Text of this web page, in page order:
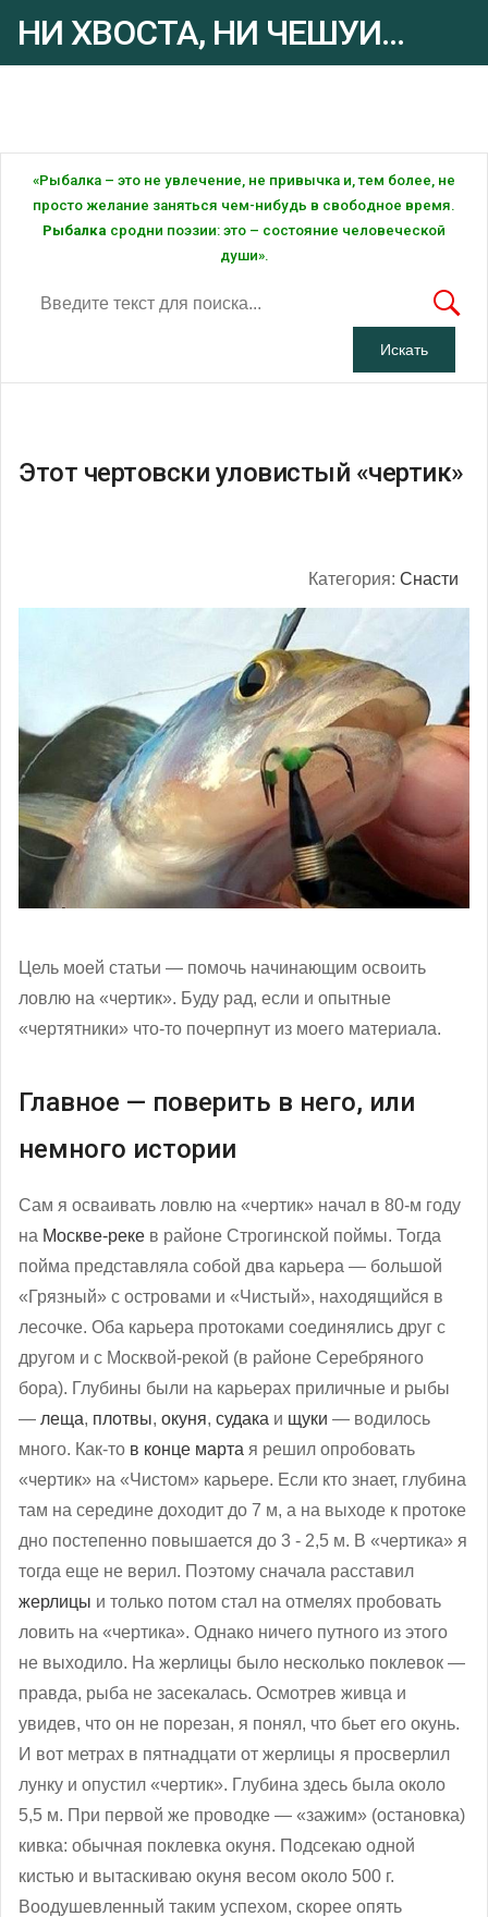
НИ ХВОСТА, НИ ЧЕШУИ...
«Рыбалка – это не увлечение, не привычка и, тем более, не
просто желание заняться чем-нибудь в свободное время.
Рыбалка сродни поэзии: это – состояние человеческой
души».
Этот чертовски уловистый «чертик»
Категория: Снасти
Цель моей статьи — помочь начинающим освоить
ловлю на «чертик». Буду рад, если и опытные
«чертятники» что-то почерпнут из моего материала.
Главное — поверить в него, или
немного истории
Сам я осваивать ловлю на «чертик» начал в 80-м году
на Москве-реке в районе Строгинской поймы. Тогда
пойма представляла собой два карьера — большой
«Грязный» с островами и «Чистый», находящийся в
лесочке. Оба карьера протоками соединялись друг с
другом и с Москвой-рекой (в районе Серебряного
бора). Глубины были на карьерах приличные и рыбы
— леща, плотвы, окуня, судака и щуки — водилось
много. Как-то в конце марта я решил опробовать
«чертик» на «Чистом» карьере. Если кто знает, глубина
там на середине доходит до 7 м, а на выходе к протоке
дно постепенно повышается до 3 - 2,5 м. В «чертика» я
тогда еще не верил. Поэтому сначала расставил
жерлицы и только потом стал на отмелях пробовать
ловить на «чертика». Однако ничего путного из этого
не выходило. На жерлицы было несколько поклевок —
правда, рыба не засекалась. Осмотрев живца и
увидев, что он не порезан, я понял, что бьет его окунь.
И вот метрах в пятнадцати от жерлицы я просверлил
лунку и опустил «чертик». Глубина здесь была около
5,5 м. При первой же проводке — «зажим» (остановка)
кивка: обычная поклевка окуня. Подсекаю одной
кистью и вытаскиваю окуня весом около 500 г.
Воодушевленный таким успехом, скорее опять